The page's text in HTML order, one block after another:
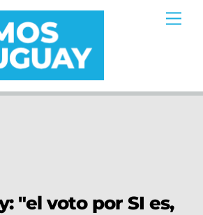
"el voto por SI es,